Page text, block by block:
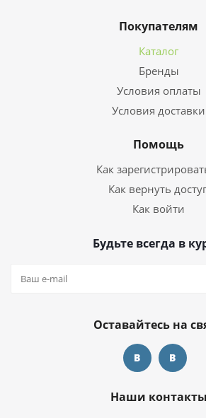
Покупателям
Каталог
Бренды
Условия оплаты
Условия доставки
Помощь
Как
Как вернуть
Как войти
Будьте всегда в
Оставайтесь на
Наши контакты